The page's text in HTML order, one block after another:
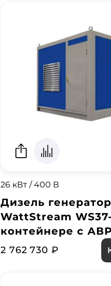
26 кВт / 400 В
Дизель генератор
WattStream
контейнере с АВР
2 762 730 ₽